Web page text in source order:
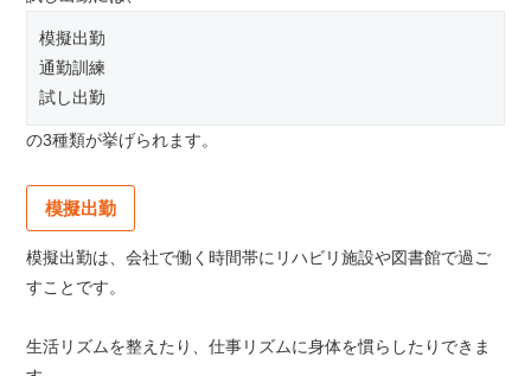
模擬出勤
通勤訓練
試し出勤
の3種類が挙げられます。
模擬出勤
模擬出勤は、会社で働く時間帯にリハビリ施設や図書館で過ご
すことです。
生活リズムを整えたり、仕事リズムに身体を慣らしたりできま